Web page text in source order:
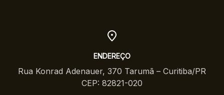
ENDEREÇO
Rua Konrad Adenauer, 370 Tarumã – Curitiba/PR
CEP: 82821-020